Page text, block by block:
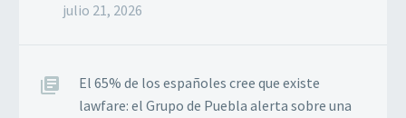
julio 21, 2026
El 65% de los españoles cree que existe
lawfare: el Grupo de Puebla alerta sobre una